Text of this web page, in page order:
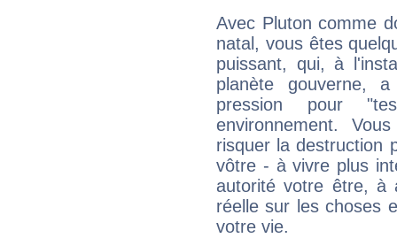
Avec Pluton comme
natal, vous êtes
puissant, qui, à
planète gouverne,
pression pour
environnement.
risquer la destruction
vôtre - à vivre plus
autorité votre être, à
réelle sur les choses
votre vie.